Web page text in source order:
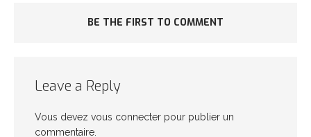
BE THE FIRST TO COMMENT
Leave a Reply
Vous devez vous connecter pour publier un
commentaire.